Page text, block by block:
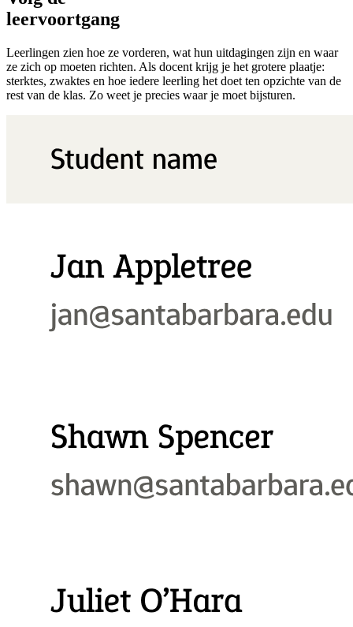
leervoortgang
Leerlingen zien hoe ze vorderen, wat hun uitdagingen zijn en waar
ze zich op moeten richten. Als docent krijg je het grotere plaatje:
sterktes, zwaktes en hoe iedere leerling het doet ten opzichte van de
rest van de klas. Zo weet je precies waar je moet bijsturen.